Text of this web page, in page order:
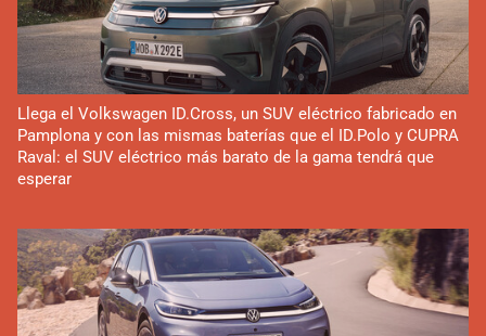
Llega el Volkswagen ID.Cross, un SUV eléctrico fabricado en
Pamplona y con las mismas baterías que el ID.Polo y CUPRA
Raval: el SUV eléctrico más barato de la gama tendrá que
esperar